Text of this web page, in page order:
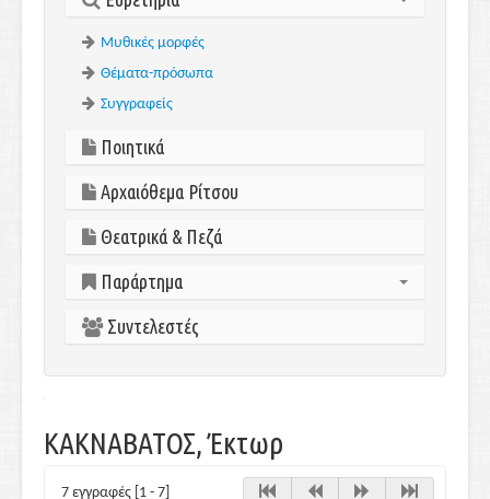
Μυθικές μορφές
Θέματα-πρόσωπα
Συγγραφείς
Ποιητικά
Αρχαιόθεμα Ρίτσου
Θεατρικά & Πεζά
Παράρτημα
Εισαγωγικά σημειώματα
Συντελεστές
ΚΑΚΝΑΒΑΤΟΣ, Έκτωρ
7 εγγραφές [1 - 7]